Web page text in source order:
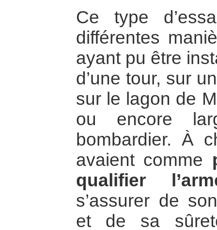
Ce type
différentes
ayant pu être
d’une tour, sur
sur le lagon de
ou encore
bombardier. À
avaient comme
qualifier
s’assurer de
et de sa